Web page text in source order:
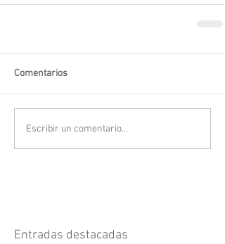
Comentarios
Escribir un comentario...
Entradas destacadas